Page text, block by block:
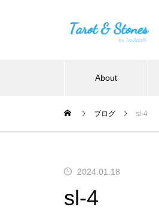
About
ブログ sl-4
2024.01.18
sl-4